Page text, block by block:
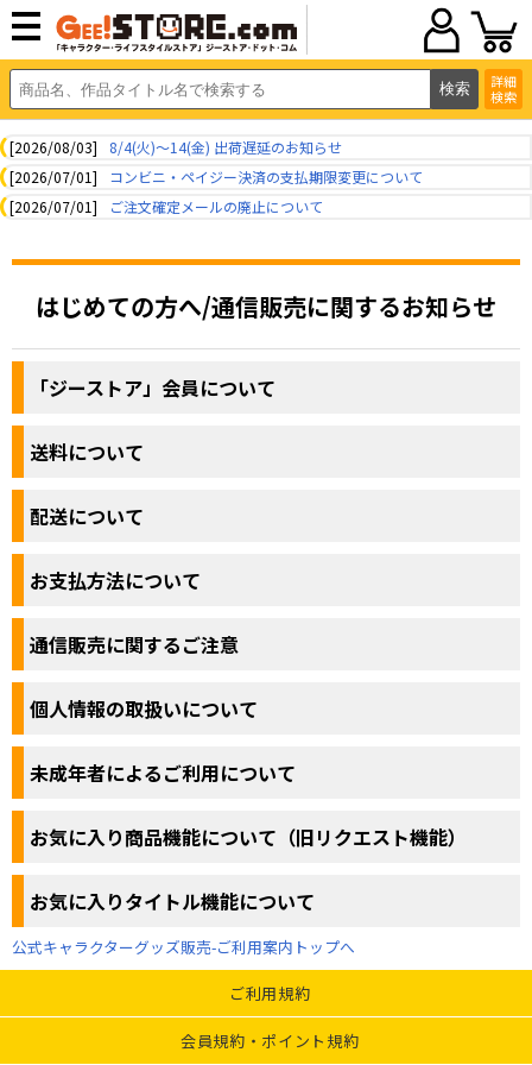
詳細
検索
[2026/08/03]
8/4(火)～14(金) 出荷遅延のお知らせ
[2026/07/01]
コンビニ・ペイジー決済の支払期限変更について
[2026/07/01]
ご注文確定メールの廃止について
はじめての方へ/通信販売に関するお知らせ
「ジーストア」会員について
送料について
配送について
お支払方法について
通信販売に関するご注意
個人情報の取扱いについて
未成年者によるご利用について
お気に入り商品機能について（旧リクエスト機能）
お気に入りタイトル機能について
公式キャラクターグッズ販売-ご利用案内トップへ
ご利用規約
会員規約・ポイント規約